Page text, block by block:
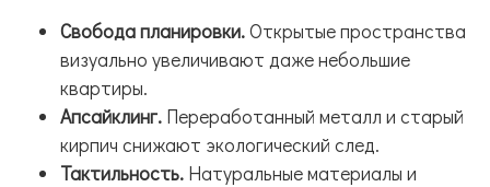
Свобода планировки.Открытые пространства
визуально увеличивают даже небольшие
квартиры.
Апсайклинг. Переработанный металл и старый
кирпич снижают экологический след.
Тактильность. Натуральные материалы и